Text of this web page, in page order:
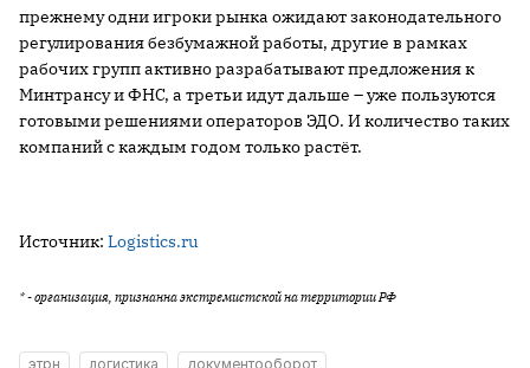
прежнему одни игроки рынка ожидают законодательного
регулирования безбумажной работы, другие в рамках
рабочих групп активно разрабатывают предложения к
Минтрансу и ФНС, а третьи идут дальше – уже пользуются
готовыми решениями операторов ЭДО. И количество таких
компаний с каждым годом только растёт.
Источник: Logistics.ru
* - организация, признанна экстремистской на территории РФ
этрн логистика
документооборот